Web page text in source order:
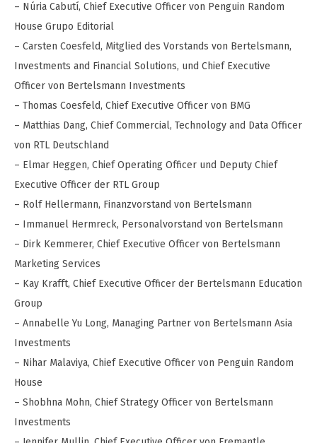
– Núria Cabutí, Chief Executive Officer von Penguin Random
House Grupo Editorial
– Carsten Coesfeld, Mitglied des Vorstands von Bertelsmann,
Investments and Financial Solutions, und Chief Executive
Officer von Bertelsmann Investments
– Thomas Coesfeld, Chief Executive Officer von BMG
– Matthias Dang, Chief Commercial, Technology and Data Officer
von RTL Deutschland
– Elmar Heggen, Chief Operating Officer und Deputy Chief
Executive Officer der RTL Group
– Rolf Hellermann, Finanzvorstand von Bertelsmann
– Immanuel Hermreck, Personalvorstand von Bertelsmann
– Dirk Kemmerer, Chief Executive Officer von Bertelsmann
Marketing Services
– Kay Krafft, Chief Executive Officer der Bertelsmann Education
Group
– Annabelle Yu Long, Managing Partner von Bertelsmann Asia
Investments
– Nihar Malaviya, Chief Executive Officer von Penguin Random
House
– Shobhna Mohn, Chief Strategy Officer von Bertelsmann
Investments